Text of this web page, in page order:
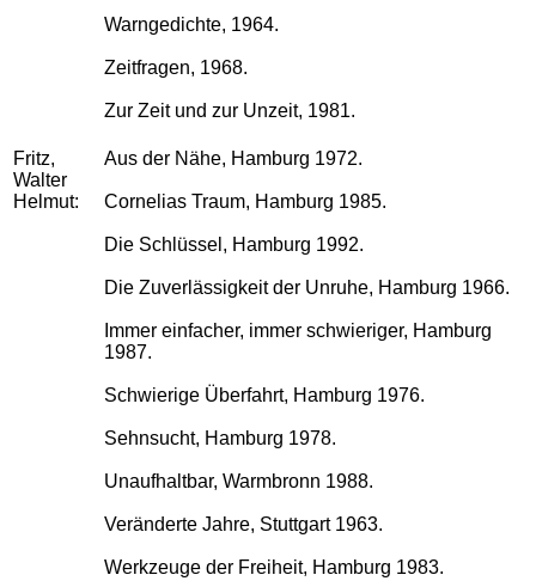
Warngedichte, 1964.
Zeitfragen, 1968.
Zur Zeit und zur Unzeit, 1981.
Fritz,
Walter
Helmut:
Aus der Nähe, Hamburg 1972.
Cornelias Traum, Hamburg 1985.
Die Schlüssel, Hamburg 1992.
Die Zuverlässigkeit der Unruhe, Hamburg 1966.
Immer einfacher, immer schwieriger, Hamburg
1987.
Schwierige Überfahrt, Hamburg 1976.
Sehnsucht, Hamburg 1978.
Unaufhaltbar, Warmbronn 1988.
Veränderte Jahre, Stuttgart 1963.
Werkzeuge der Freiheit, Hamburg 1983.